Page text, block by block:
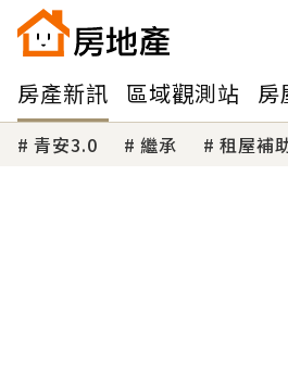
房產新訊 區域觀測站 房
青安3.0 繼承 租屋補